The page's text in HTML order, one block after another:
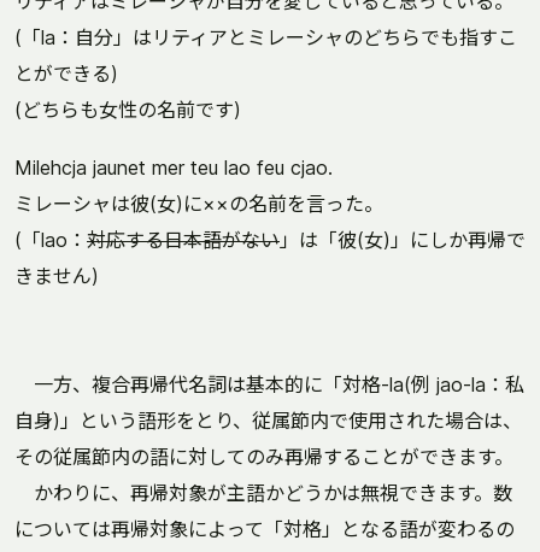
(「la：自分」はリティアとミレーシャのどちらでも指すこ
とができる)
(どちらも女性の名前です)
Milehcja jaunet mer teu lao feu cjao.
ミレーシャは彼(女)に××の名前を言った。
(「lao： 対応する日本語がない」は「彼(女)」にしか再帰で
きません)
一方、複合再帰代名詞は基本的に「対格-la(例 jao-la：私
自身)」という語形をとり、従属節内で使用された場合は、
その従属節内の語に対してのみ再帰することができます。
かわりに、再帰対象が主語かどうかは無視できます。数
については再帰対象によって「対格」となる語が変わるの